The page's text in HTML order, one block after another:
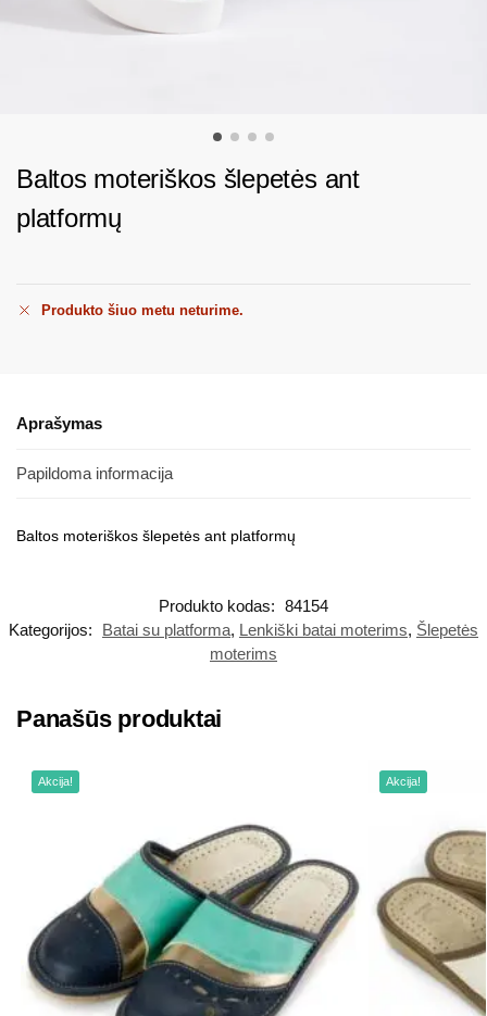
Baltos moteriškos šlepetės ant
platformų
Produkto šiuo metu neturime.
Aprašymas
Papildoma informacija
Baltos moteriškos šlepetės ant platformų
Produkto kodas: 84154
Kategorijos:
Batai su platforma, Lenkiški batai moterims, Šlepetės
moterims
Panašūs produktai
Akcija! Akcija!